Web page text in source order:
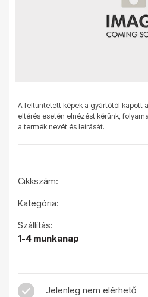
A feltüntetett képek a gyártótól kapott
eltérés esetén elnézést kérünk,
a termék nevét és leírását.
Cikkszám:
Kategória:
Szállítás:
1-4 munkanap
Jelenleg nem elérhető